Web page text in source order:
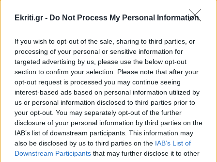
Ekriti.gr - Do Not Process My Personal Information
If you wish to opt-out of the sale, sharing to third parties, or
processing of your personal or sensitive information for
targeted advertising by us, please use the below opt-out
section to confirm your selection. Please note that after your
opt-out request is processed you may continue seeing
interest-based ads based on personal information utilized by
us or personal information disclosed to third parties prior to
your opt-out. You may separately opt-out of the further
disclosure of your personal information by third parties on the
IAB’s list of downstream participants. This information may
also be disclosed by us to third parties on the IAB’s List of
Downstream Participants that may further disclose it to other
τραυματίες
08:35
ΚΟΣΜΟΣ
Ιράν: «Δεν ανοίγουν τα Στενά του Ορμούζ αν
δεν αλλάξουν στάση οι ΗΠΑ»
08:23
ΚΡΗΤΗ
Τραγωδία στον Κάβρο Χανίων - Νεκρή 62χρονη
τουρίστρια στη θάλασσα
ΠΕΡΙΣΣΟΤΕΡΑ
ΚΟΣΜΟΣ
Περού: 13 νεκροί σε τροχαίο –
Ανάμεσά τους και παιδιά